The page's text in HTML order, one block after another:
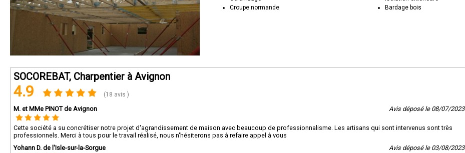
Croupe normande
Bardage bois
SOCOREBAT, Charpentier à Avignon
4.9 (18 avis )
M. et MMe PINOT de Avignon Avis déposé le 08/07/2023
Cette société a su concrétiser notre projet d'agrandissement de maison avec beaucoup de professionnalisme. Les artisans qui sont intervenus sont très
professionnels. Merci à tous pour le travail réalisé, nous n'hésiterons pas à refaire appel à vous
Yohann D. de l'Isle-sur-la-Sorgue
Avis déposé le 03/08/2023